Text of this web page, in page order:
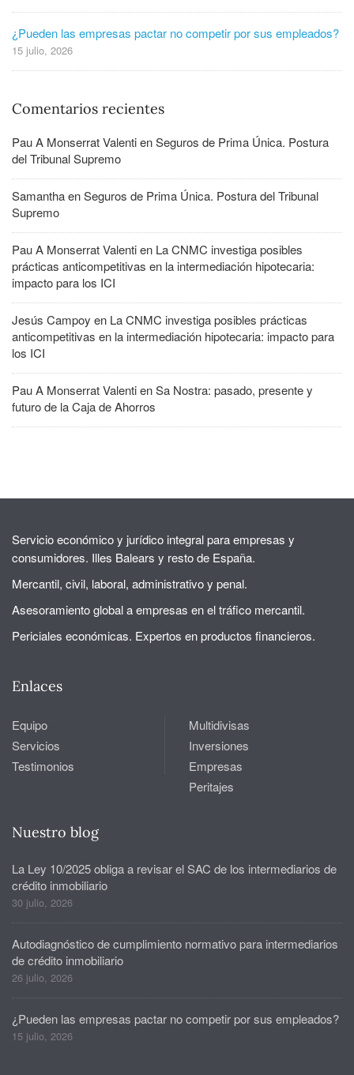
¿Pueden las empresas pactar no competir por sus empleados?
15 julio, 2026
Comentarios recientes
Pau A Monserrat ValentienSeguros de Prima Única. Postura
del Tribunal Supremo
SamanthaenSeguros de Prima Única. Postura del Tribunal
Supremo
Pau A Monserrat Valentien La CNMC investiga posibles
prácticas anticompetitivas en la intermediación hipotecaria:
impacto para los ICI
Jesús Campoy en La CNMC investiga posibles prácticas
anticompetitivas en la intermediación hipotecaria: impacto para
los ICI
Pau A Monserrat ValentienSa Nostra: pasado, presente y
futuro de la Caja de Ahorros
Servicio económico y jurídico integral para empresas y
consumidores. Illes Balears y resto de España.
Mercantil, civil, laboral, administrativo y penal.
Asesoramiento global a empresas en el tráfico mercantil.
Periciales económicas. Expertos en productos financieros.
Enlaces
Equipo
Servicios
Testimonios
Multidivisas
Inversiones
Empresas
Peritajes
Nuestro blog
La Ley 10/2025 obliga a revisar el SAC de los intermediarios de
crédito inmobiliario
30 julio, 2026
Autodiagnóstico de cumplimiento normativo para intermediarios
de crédito inmobiliario
26 julio, 2026
¿Pueden las empresas pactar no competir por sus empleados?
15 julio, 2026